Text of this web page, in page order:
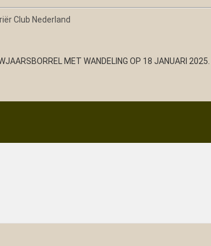
Club Nederland
MET WANDELING OP 18 JANUARI 2025.